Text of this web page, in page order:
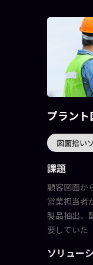
プラン
図面拾い
課題
顧客図面か
営業担当者
製品抽出、
要していた
ソリュー